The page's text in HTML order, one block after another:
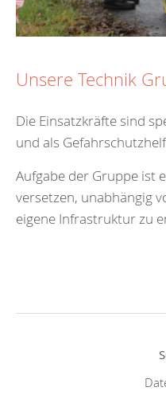
Unsere Technik
Die Einsatzkräfte sind
und als
Aufgabe der Gruppe ist
versetzen, unabhängig
eigene Infrastruktur zu